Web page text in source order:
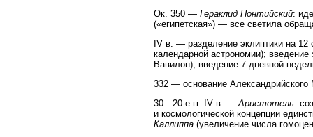
Ок. 350 — Гераклид Понтийский:
(«египетская») — все светила
IV в. — разделение эклиптики на 12
календарной астрономии);
Вавилон); введение 7-дневной
332 — основание
30—20-е гг. IV в. — Аристотель:
и космологической концепции
Каллиппа (увеличение числа